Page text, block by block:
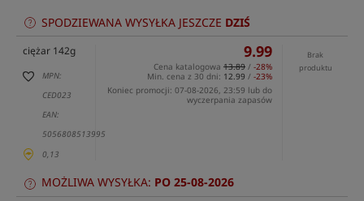
SPODZIEWANA WYSYŁKA JESZCZE DZIŚ
ciężar 142g
MPN:
CED023
EAN:
5056808513995
0,13
9.99
Cena katalogowa 13.89 / -28%
Min. cena z 30 dni: 12.99 / -23%
Koniec promocji: 07-08-2026, 23:59 lub do
wyczerpania zapasów
Brak
produktu
MOŻLIWA WYSYŁKA: PO 25-08-2026